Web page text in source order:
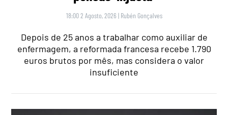
18:00 2 Agosto, 2026 | Rubén Gonçalves
Depois de 25 anos a trabalhar como auxiliar de
enfermagem, a reformada francesa recebe 1.790
euros brutos por mês, mas considera o valor
insuficiente